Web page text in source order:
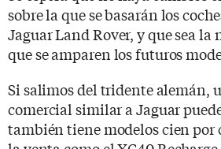
sobre la que se basarán los
Jaguar Land Rover, y que sea la
que se amparen los futuros
Si salimos del tridente alemán,
comercial similar a Jaguar
también tiene modelos cien por